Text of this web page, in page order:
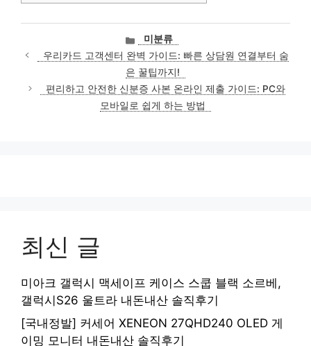
카
테
고
리
미분류
우리카드 고객센터 완벽 가이드: 빠른 상담원 연결부터 숨
은 꿀팁까지!
편리하고 안전한 신분증 사본 온라인 제출 가이드: PC와
모바일로 쉽게 하는 방법
최신 글
미아크 갤럭시 맥세이프 케이스 스쿱 블랙 소르베,
갤럭시S26 울트라 내돈내산 솔직후기
[국내정발] 커세어 XENEON 27QHD240 OLED 게
이밍 모니터 내돈내산 솔직후기